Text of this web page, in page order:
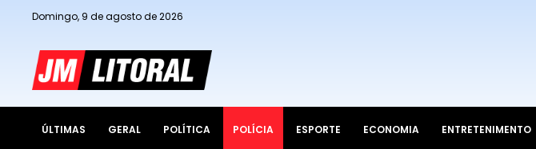
Domingo, 9 de agosto de 2026
ÚLTIMAS GERAL POLÍTICA POLÍCIA ESPORTE ECONOMIA ENTRETENIMENTO